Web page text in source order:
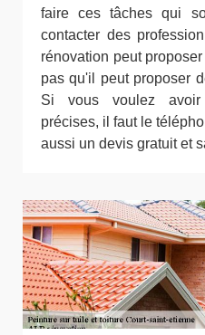
faire ces tâches qui
contacter des
rénovation peut
pas qu'il peut proposer
Si vous voulez
précises, il faut le
aussi un devis gratuit et